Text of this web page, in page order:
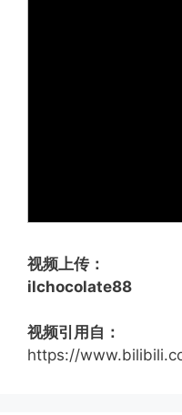
视频上传：
ilchocolate88
视频引用自：
https://